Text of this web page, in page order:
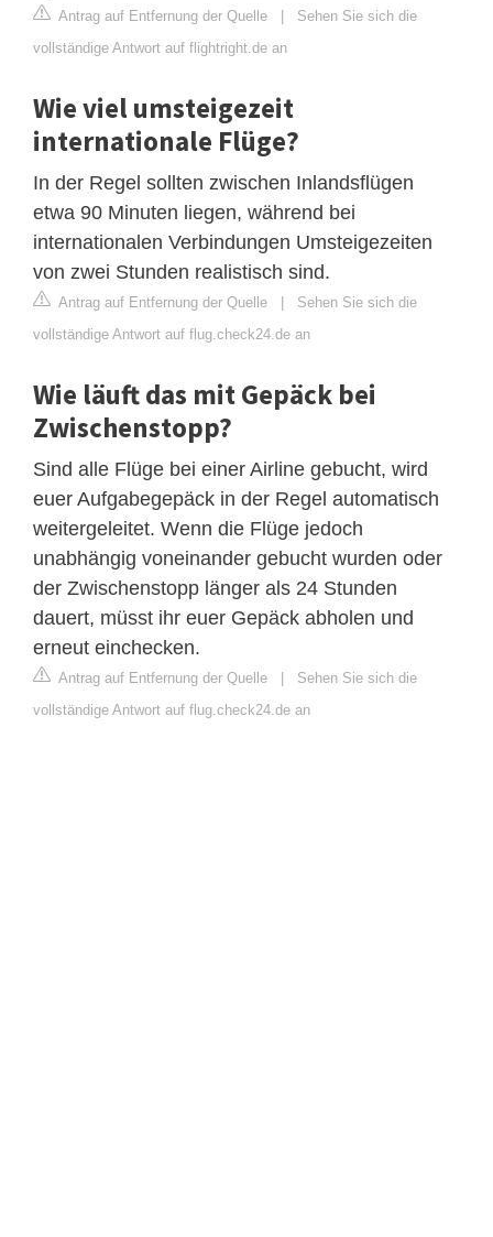
Antrag auf Entfernung der Quelle | Sehen Sie sich die
vollständige Antwort auf flightright.de an
Wie viel umsteigezeit
internationale Flüge?
In der Regel sollten zwischen Inlandsflügen
etwa 90 Minuten liegen, während bei
internationalen Verbindungen Umsteigezeiten
von zwei Stunden realistisch sind.
Antrag auf Entfernung der Quelle | Sehen Sie sich die
vollständige Antwort auf flug.check24.de an
Wie läuft das mit Gepäck bei
Zwischenstopp?
Sind alle Flüge bei einer Airline gebucht, wird
euer Aufgabegepäck in der Regel automatisch
weitergeleitet. Wenn die Flüge jedoch
unabhängig voneinander gebucht wurden oder
der Zwischenstopp länger als 24 Stunden
dauert, müsst ihr euer Gepäck abholen und
erneut einchecken.
Antrag auf Entfernung der Quelle | Sehen Sie sich die
vollständige Antwort auf flug.check24.de an